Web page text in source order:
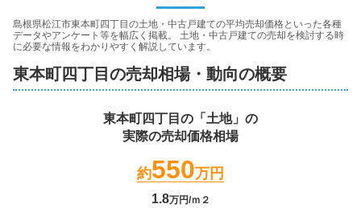
不動産会社を探す
不動産会社向け情報
島根県松江市東本町四丁目 の土地・中古戸建ての平均売却価格といった各種
データやアンケート等を幅広く掲載。 土地・中古戸建ての売却を検討する時
に必要な情報をわかりやすく解説しています。
東本町四丁目 の売却相場・動向の概要
東本町四丁目 の「土地」の
実際の売却価格相場
約550万円
1.8万円/ｍ２